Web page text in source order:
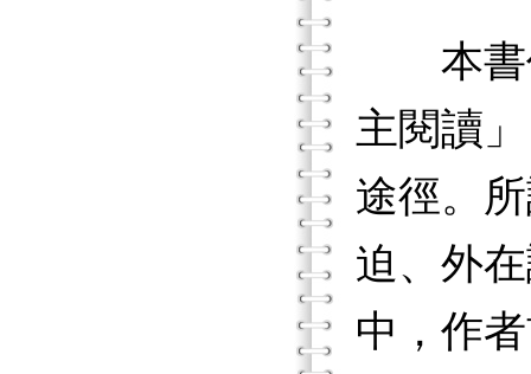
本書作
主閱讀
途徑。
迫、外
中，作